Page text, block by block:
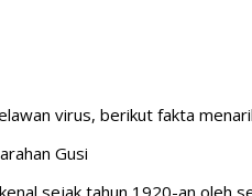
virus, berikut fakta
Gusi
sejak tahun 1920-an oleh